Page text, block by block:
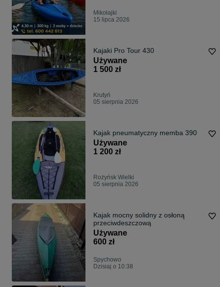
Mikołajki
15 lipca 2026
Kajaki Pro Tour 430
Używane
1 500 zł
Krutyń
05 sierpnia 2026
Kajak pneumatyczny memba 390
Używane
1 200 zł
Rożyńsk Wielki
05 sierpnia 2026
Kajak mocny solidny z osłoną
przeciwdeszczową
Używane
600 zł
Spychowo
Dzisiaj o 10:38